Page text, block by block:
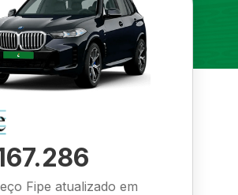
Fipe atualizado em